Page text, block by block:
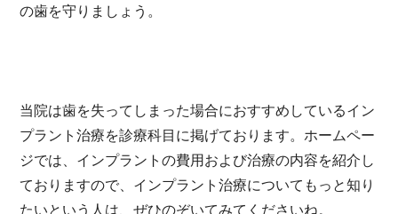
の歯を守りましょう。
当院は歯を失ってしまった場合におすすめしているイン
プラント治療を診療科目に掲げております。ホームペー
ジでは、インプラントの費用および治療の内容を紹介し
ておりますので、インプラント治療についてもっと知り
たいという人は、ぜひのぞいてみてくださいね。